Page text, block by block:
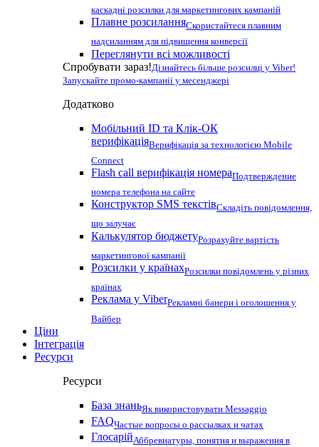
каскадні розсилки для маркетингових кампаній
Плавне розсиланняСкористайтеся плавним
надсиланням для підвищення конверсії
Переглянути всі можливості
Спробувати зараз!Дізнайтесь більше розсилці у Viber!
Запускайте промо-кампанії у месенджері
Додатково
Мобільний ID та Клік-ОК
верифікаціяВерифікація за технологією Mobile
Connect
Flash call верифікація номераПодтверждение
номера телефона на сайте
Конструктор SMS текстівСкладіть повідомлення,
що залучає
Калькулятор бюджетуРозрахуйте вартість
маркетингової кампанії
Розсилки у країнахРозсилки повідомлень у різних
країнах
Реклама у ViberРекламні банери і оголошення у
Вайбер
Ціни
Інтеграція
Ресурси
Ресурси
База знаньЯк використовувати Messaggio
FAQЧастые вопросы о рассылках и чатах
ГлосарійАббревиатуры, понятия и выражения в